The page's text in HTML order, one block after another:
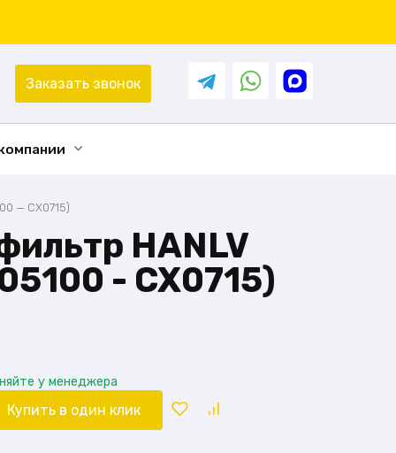
Заказать звонок
— CX0715)
HANLV
- CX0715)
у менеджера
Купить в один клик